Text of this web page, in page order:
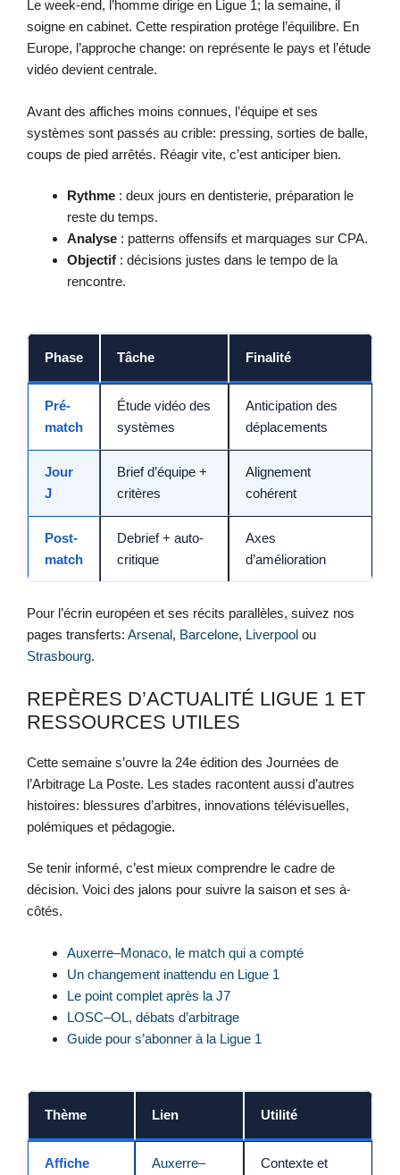
Le week-end, l’homme dirige en Ligue 1; la semaine, il
soigne en cabinet. Cette respiration protège l’équilibre. En
Europe, l’approche change: on représente le pays et l’étude
vidéo devient centrale.
Avant des affiches moins connues, l’équipe et ses
systèmes sont passés au crible: pressing, sorties de balle,
coups de pied arrêtés. Réagir vite, c’est anticiper bien.
Rythme : deux jours en dentisterie, préparation le
reste du temps.
Analyse : patterns offensifs et marquages sur CPA.
Objectif : décisions justes dans le tempo de la
rencontre.
Phase Tâche Finalité
Pré-
match
Étude vidéo des
systèmes
Anticipation des
déplacements
Jour
J
Brief d’équipe +
critères
Alignement
cohérent
Post-
match
Debrief + auto-
critique
Axes
d’amélioration
Pour l’écrin européen et ses récits parallèles, suivez nos
pages transferts: Arsenal, Barcelone, Liverpool ou
Strasbourg.
REPÈRES D’ACTUALITÉ LIGUE 1 ET
RESSOURCES UTILES
Cette semaine s’ouvre la 24e édition des Journées de
l’Arbitrage La Poste. Les stades racontent aussi d’autres
histoires: blessures d’arbitres, innovations télévisuelles,
polémiques et pédagogie.
Se tenir informé, c’est mieux comprendre le cadre de
décision. Voici des jalons pour suivre la saison et ses à-
côtés.
Auxerre–Monaco, le match qui a compté
Un changement inattendu en Ligue 1
Le point complet après la J7
LOSC–OL, débats d’arbitrage
Guide pour s’abonner à la Ligue 1
Thème Lien Utilité
Affiche
Auxerre–
Contexte et